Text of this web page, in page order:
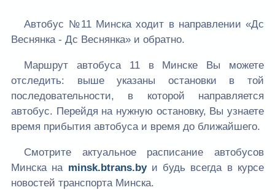
Автобус №11 Минска ходит в направлении «Дс
Веснянка - Дс Веснянка» и обратно.
Маршрут автобуса 11 в Минске Вы можете
отследить: выше указаны остановки в той
последовательности, в которой направляется
автобус. Перейдя на нужную остановку, Вы узнаете
время прибытия автобуса и время до ближайшего.
Смотрите актуальное расписание автобусов
Минска на minsk.btrans.byи будь всегда в курсе
новостей транспорта Минска.